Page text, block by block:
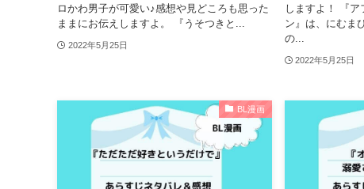
ロかわ男子が可愛い♪感想や見どころも思った
ままにお伝えしますよ。 『うそつきと...
2022年5月25日
しますよ！ 『
ン』は、にむま
の...
2022年5月25日
BL漫画